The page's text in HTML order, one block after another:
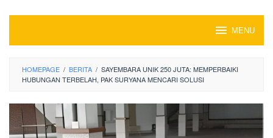
MENU
HOMEPAGE / BERITA / SAYEMBARA UNIK 250 JUTA: MEMPERBAIKI
HUBUNGAN TERBELAH, PAK SURYANA MENCARI SOLUSI